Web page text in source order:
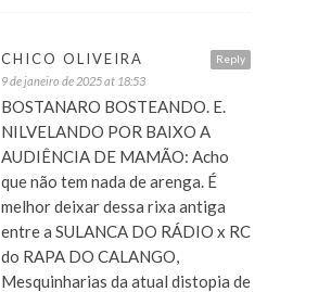
Reply
CHICO OLIVEIRA
9 de janeiro de 2025 at 18:53
BOSTANARO BOSTEANDO. E.
NILVELANDO POR BAIXO A
AUDIÊNCIA DE MAMÃO: Acho
que não tem nada de arenga. É
melhor deixar dessa rixa antiga
entre a SULANCA DO RÁDIO x RC
do RAPA DO CALANGO,
Mesquinharias da atual distopia de